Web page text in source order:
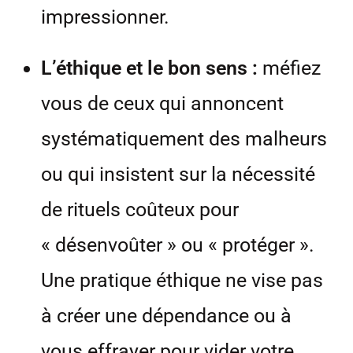
impressionner.
L’éthique et le bon sens : méfiez
vous de ceux qui annoncent
systématiquement des malheurs
ou qui insistent sur la nécessité
de rituels coûteux pour
« désenvoûter » ou « protéger ».
Une pratique éthique ne vise pas
à créer une dépendance ou à